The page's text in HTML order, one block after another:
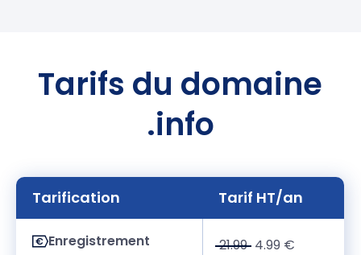
Tarifs du domaine
.info
Tarification Tarif HT/an
Enregistrement 21.99 4.99 €